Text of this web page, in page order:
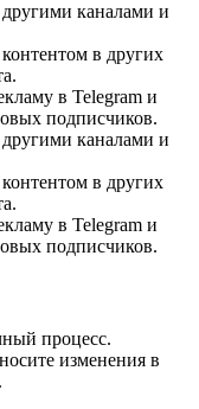
каналами и
в других
в Telegram и
подписчиков.
каналами и
в других
в Telegram и
подписчиков.
процесс.
изменения в